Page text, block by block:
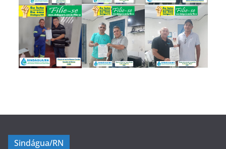
Sindágua/RN